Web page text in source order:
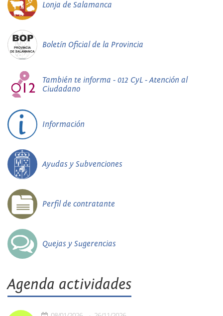
Lonja de Salamanca
Boletín Oficial de la Provincia
También te informa - 012 CyL - Atención al
Ciudadano
Información
Ayudas y Subvenciones
Perfil de contratante
Quejas y Sugerencias
Agenda actividades